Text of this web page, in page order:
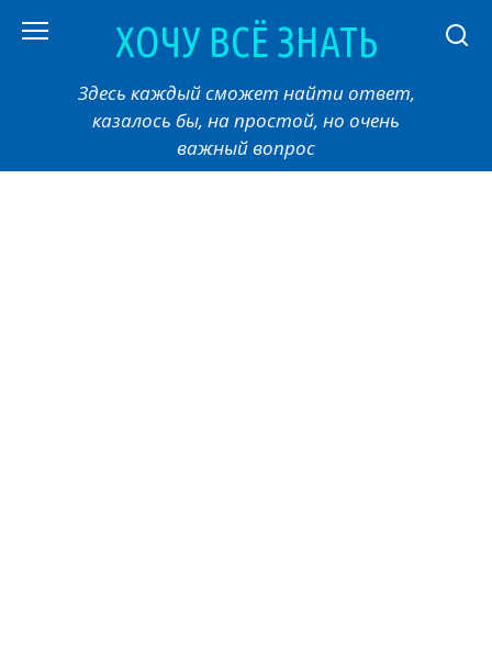
ХОЧУ ВСЁ ЗНАТЬ
Здесь каждый сможет найти ответ,
казалось бы, на простой, но очень
важный вопрос